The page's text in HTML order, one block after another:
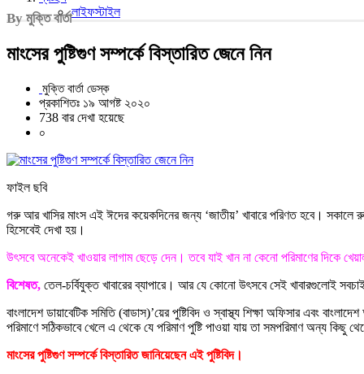
লাইফস্টাইল
By মুক্তি বার্তা
মাংসের পুষ্টিগুণ সম্পর্কে বিস্তারিত জেনে নিন
মুক্তি বার্তা ডেস্ক
প্রকাশিতঃ ১৯ আগষ্ট ২০২০
738 বার দেখা হয়েছে
০
ফাইল ছবি
গরু আর খাসির মাংস এই ঈদের কয়েকদিনের জন্য ‘জাতীয়’ খাবারে পরিণত হবে। সকালে
হিসেবেই দেখা হয়।
উৎসবে অনেকেই খাওয়ার লাগাম ছেড়ে দেন। তবে যাই খান না কেনো পরিমাণের দিকে
বিশেষত, তেল-চর্বিযুক্ত খাবারের ব্যাপারে। আর যে কোনো উৎসবে সেই খাবারগুলোই
বাংলাদেশ ডায়াবেটিক সমিতি (বাডাস)’য়ের পুষ্টিবিদ ও স্বাস্থ্য শিক্ষা অফিসার এবং
পরিমাণে সঠিকভাবে খেলে এ থেকে যে পরিমাণ পুষ্টি পাওয়া যায় তা সমপরিমাণ অন্য কিছু
মাংসের পুষ্টিগুণ সম্পর্কে বিস্তারিত জানিয়েছেন এই পুষ্টিবিদ।